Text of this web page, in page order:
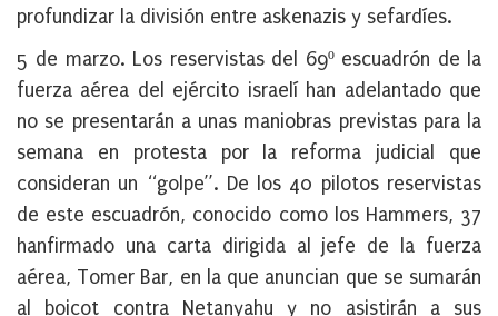
profundizar la división entre askenazis y sefardíes.
5 de marzo. Los reservistas del 69º escuadrón de la
fuerza aérea del ejército israelí han adelantado que
no se presentarán a unas maniobras previstas para la
semana en protesta por la reforma judicial que
consideran un “golpe”. De los 40 pilotos reservistas
de este escuadrón, conocido como los Hammers, 37
hanfirmado una carta dirigida al jefe de la fuerza
aérea, Tomer Bar, en la que anuncian que se sumarán
al boicot contra Netanyahu y no asistirán a sus